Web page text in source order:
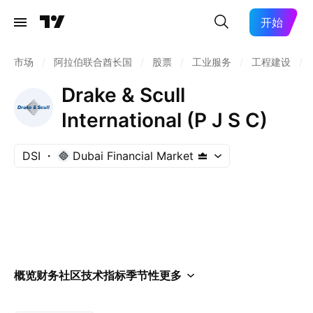
开始
市场 阿拉伯联合酋长国 股票 工业服务 工程建设
Drake & Scull
International (P J S C)
DSI Dubai Financial Market
概览财务社区技术指标季节性更多